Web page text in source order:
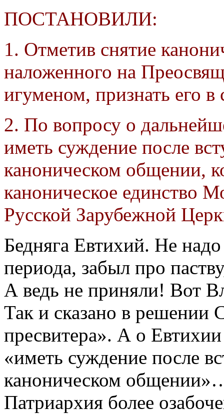
ПОСТАНОВИЛИ:
1. Отметив снятие
наложенного на
игуменом, признать его
2. По вопросу о
иметь суждение после
каноническом общении,
каноническое единство
Русской Зарубежной
Бедняга Евтихий. Не
периода, забыл про
А ведь не приняли! Вот
Так и сказано в решении
пресвитера». А о
«иметь суждение после
каноническом
Патриархия более